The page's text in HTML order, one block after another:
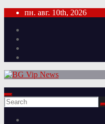
Skip
content
пн. авг. 10th, 2026